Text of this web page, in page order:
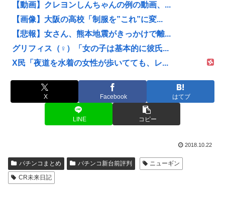
【動画】クレヨンしんちゃんの例の動画、...
【画像】大阪の高校「制服を”これ”に変...
【悲報】女さん、熊本地震がきっかけで離...
グリフィス（♀）「女の子は基本的に彼氏...
X民「夜道を水着の女性が歩いてても、レ...
X Facebook はてブ
LINE コピー
2018.10.22
パチンコまとめ パチンコ新台前評判
ニューギン
CR未来日記